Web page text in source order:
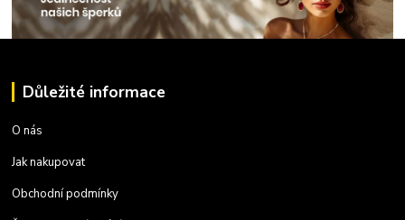
Důležité informace
O nás
Jak nakupovat
Obchodní podmínky